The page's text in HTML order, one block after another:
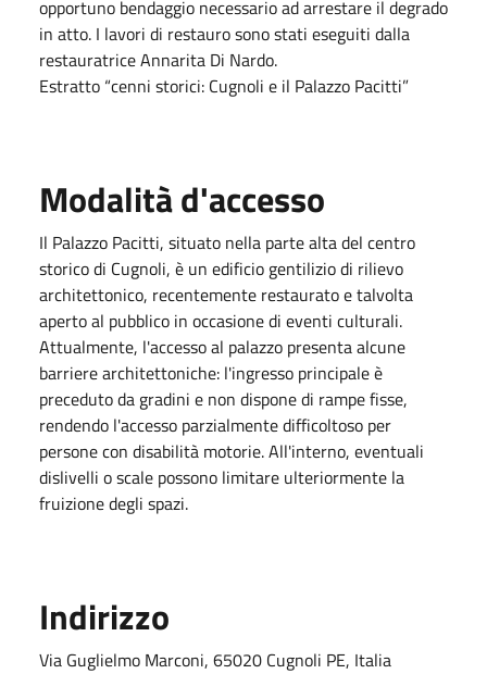
opportuno bendaggio necessario ad arrestare il degrado
in atto. I lavori di restauro sono stati eseguiti dalla
restauratrice Annarita Di Nardo.
Estratto “cenni storici: Cugnoli e il Palazzo Pacitti”
Modalità d'accesso
Il Palazzo Pacitti, situato nella parte alta del centro
storico di Cugnoli, è un edificio gentilizio di rilievo
architettonico, recentemente restaurato e talvolta
aperto al pubblico in occasione di eventi culturali.
Attualmente, l'accesso al palazzo presenta alcune
barriere architettoniche: l'ingresso principale è
preceduto da gradini e non dispone di rampe fisse,
rendendo l'accesso parzialmente difficoltoso per
persone con disabilità motorie. All'interno, eventuali
dislivelli o scale possono limitare ulteriormente la
fruizione degli spazi.
Indirizzo
Via Guglielmo Marconi, 65020 Cugnoli PE, Italia